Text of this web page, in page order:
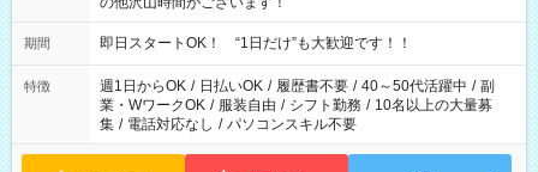
期間 即日スタートOK！ “1日だけ”も大歓迎です！！
特徴 週1日からOK / 日払いOK / 履歴書不要 / 40～50代活躍中 / 副
業・WワークOK / 服装自由 / シフト勤務 / 10名以上の大量募
集 / 電話対応なし / パソコンスキル不要